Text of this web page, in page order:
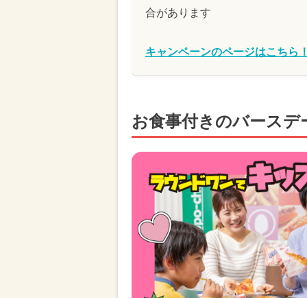
合があります
キャンペーンのページはこちら
お食事付きのバース